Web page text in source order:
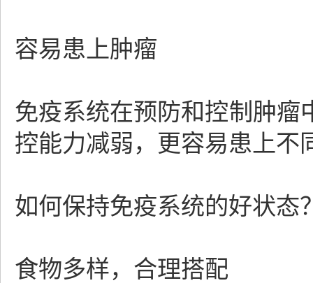
容易患上肿瘤
免疫系统在预防和控制肿瘤
控能力减弱，更容易患上不
如何保持免疫系统的好状态
食物多样，合理搭配